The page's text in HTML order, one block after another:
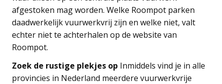
afgestoken mag worden. Welke Roompot parken
daadwerkelijk vuurwerkvrij zijn en welke niet, valt
echter niet te achterhalen op de website van
Roompot.
Zoek de rustige plekjes op Inmiddels vind je in alle
provincies in Nederland meerdere vuurwerkvrije